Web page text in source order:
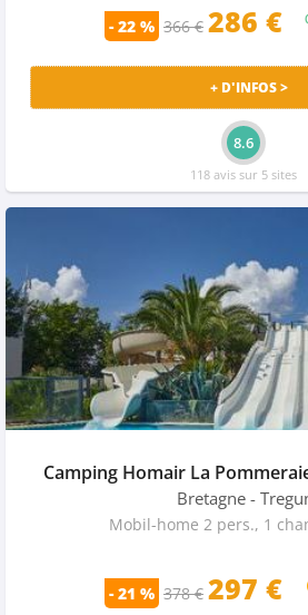
- 22 % 366 € 286 €
+ D'INFOS >
8.6
118 avis sur 5 sites
Camping Homair La
Bretagne -
Mobil-home 2 pers., 1
- 21 % 378 € 297 €